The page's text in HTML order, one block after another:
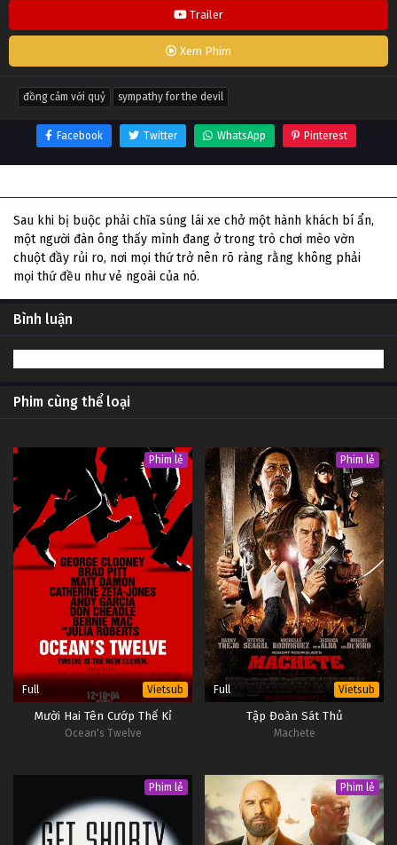
Trailer
Xem Phim
đồng cảm với quỷ sympathy for the devil
Facebook Twitter WhatsApp Pinterest
Sau khi bị buộc phải chĩa súng lái xe chở một hành khách bí ẩn,
một người đàn ông thấy mình đang ở trong trò chơi mèo vờn
chuột đầy rủi ro, nơi mọi thứ trở nên rõ ràng rằng không phải
mọi thứ đều như vẻ ngoài của nó.
Bình luận
Phim cùng thể loại
Phim lẻ
Full Vietsub
Mười Hai Tên Cướp Thế Kỉ
Ocean's Twelve
Phim lẻ
Full Vietsub
Tập Đoàn Sát Thủ
Machete
Phim lẻ Phim lẻ